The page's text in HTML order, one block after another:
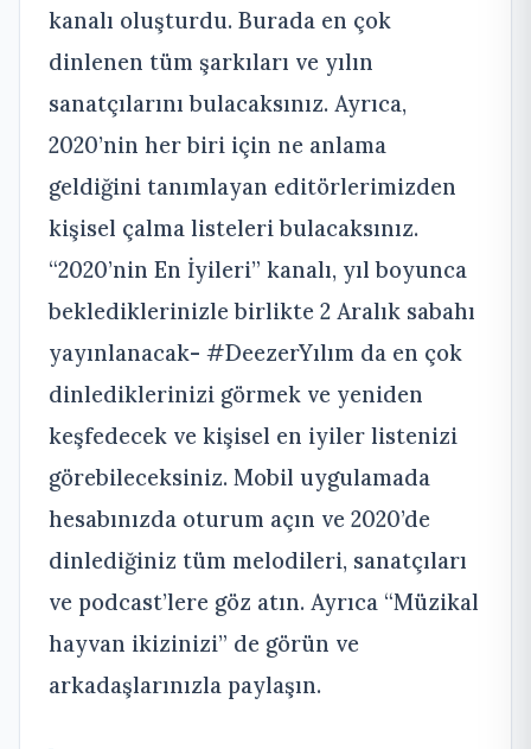
kanalı oluşturdu. Burada en çok
dinlenen tüm şarkıları ve yılın
sanatçılarını bulacaksınız. Ayrıca,
2020’nin her biri için ne anlama
geldiğini tanımlayan editörlerimizden
kişisel çalma listeleri bulacaksınız.
“2020’nin En İyileri” kanalı, yıl boyunca
beklediklerinizle birlikte 2 Aralık sabahı
yayınlanacak- #DeezerYılım da en çok
dinlediklerinizi görmek ve yeniden
keşfedecek ve kişisel en iyiler listenizi
görebileceksiniz. Mobil uygulamada
hesabınızda oturum açın ve 2020’de
dinlediğiniz tüm melodileri, sanatçıları
ve podcast’lere göz atın. Ayrıca “Müzikal
hayvan ikizinizi” de görün ve
arkadaşlarınızla paylaşın.